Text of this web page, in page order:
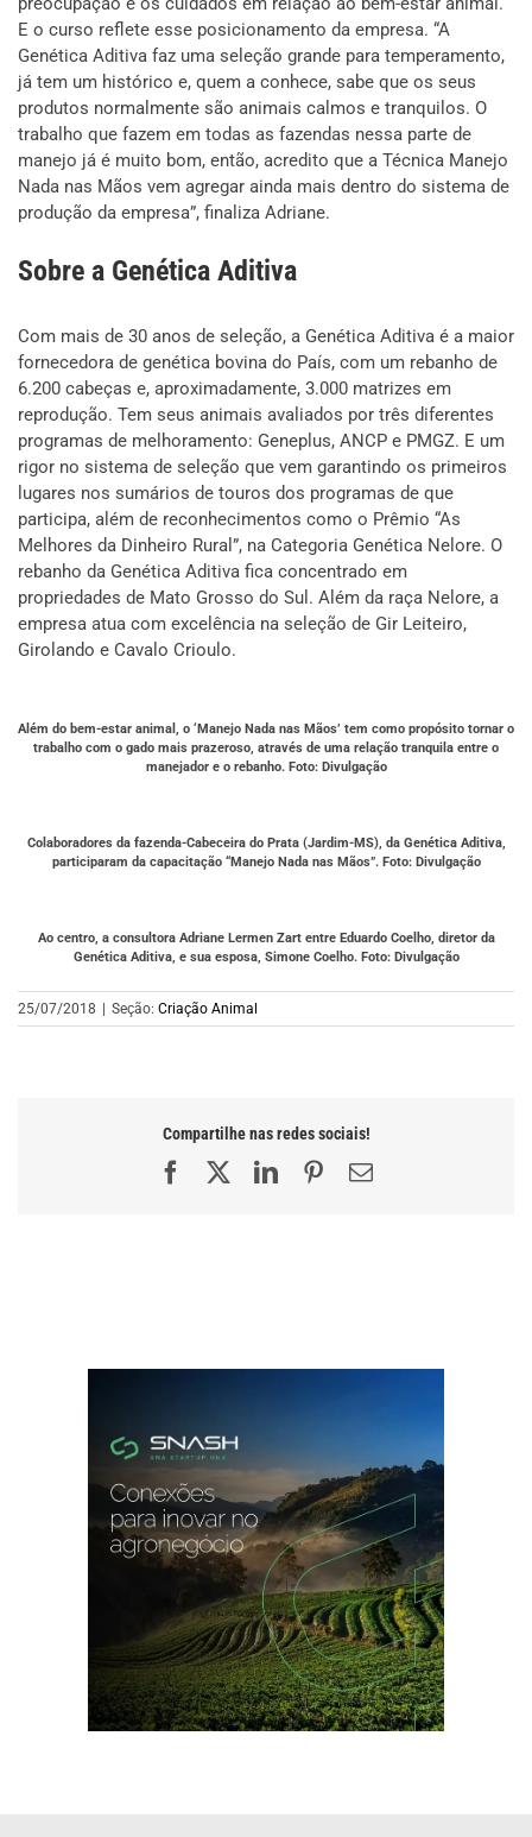
E o curso reflete esse posicionamento da empresa. “A
Genética Aditiva faz uma seleção grande para temperamento,
já tem um histórico e, quem a conhece, sabe que os seus
produtos normalmente são animais calmos e tranquilos. O
trabalho que fazem em todas as fazendas nessa parte de
manejo já é muito bom, então, acredito que a Técnica Manejo
Nada nas Mãos vem agregar ainda mais dentro do sistema de
produção da empresa”, finaliza Adriane.
Sobre a Genética Aditiva
Com mais de 30 anos de seleção, a Genética Aditiva é a maior
fornecedora de genética bovina do País, com um rebanho de
6.200 cabeças e, aproximadamente, 3.000 matrizes em
reprodução. Tem seus animais avaliados por três diferentes
programas de melhoramento: Geneplus, ANCP e PMGZ. E um
rigor no sistema de seleção que vem garantindo os primeiros
lugares nos sumários de touros dos programas de que
participa, além de reconhecimentos como o Prêmio “As
Melhores da Dinheiro Rural”, na Categoria Genética Nelore. O
rebanho da Genética Aditiva fica concentrado em
propriedades de Mato Grosso do Sul. Além da raça Nelore, a
empresa atua com excelência na seleção de Gir Leiteiro,
Girolando e Cavalo Crioulo.
Além do bem-estar animal, o ‘Manejo Nada nas Mãos’ tem como propósito tornar o
trabalho com o gado mais prazeroso, através de uma relação tranquila entre o
manejador e o rebanho. Foto: Divulgação
Colaboradores da fazenda-Cabeceira do Prata (Jardim-MS), da Genética Aditiva,
participaram da capacitação “Manejo Nada nas Mãos”. Foto: Divulgação
Ao centro, a consultora Adriane Lermen Zart entre Eduardo Coelho, diretor da
Genética Aditiva, e sua esposa, Simone Coelho. Foto: Divulgação
25/07/2018 Seção: Criação Animal
Compartilhe nas redes sociais!
FacebookLinkedInPinterest
E-